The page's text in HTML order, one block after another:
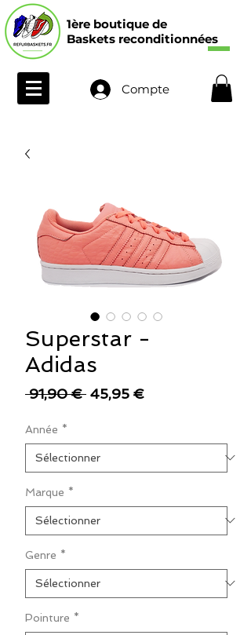
1ère boutique de
Baskets reconditionnées
Compte
Superstar -
Adidas
91,90 € Prix
45,95 €Prix
Année *
Marque *
Genre *
Pointure *